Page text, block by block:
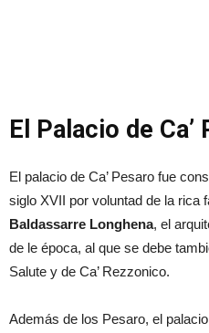
El Palacio de Ca’
El palacio de Ca’ Pesaro fue
siglo XVII por voluntad de la rica
Baldassarre Longhena, el
de le época, al que se debe
Salute y de Ca’ Rezzonico.
Además de los Pesaro, el